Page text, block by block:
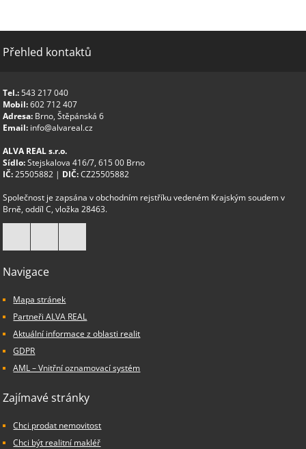
Přehled kontaktů
Tel.:543 217 040
Mobil:602 712 407
Adresa: Brno, Štěpánská 6
Email: info@alvareal.cz
ALVA REAL s.r.o.
Sídlo:Stejskalova 416/7, 615 00 Brno
IČ:25505882 | DIČ:CZ25505882
Společnost je zapsána v obchodním rejstříku vedeném Krajským soudem v
Brně, oddíl C, vložka 28463.
Navigace
Mapa stránek
Partneři ALVA REAL
Aktuální informace z oblasti realit
GDPR
AML – Vnitřní oznamovací systém
Zajímavé stránky
Chci prodat nemovitost
Chci být realitní makléř